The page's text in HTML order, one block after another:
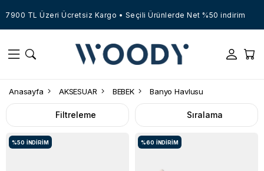
7900 TL Üzeri Ücretsiz Kargo • Seçili Ürünlerde Net %50 indirim
Anasayfa AKSESUAR BEBEK Banyo Havlusu
Filtreleme Sıralama
%50 İNDIRIM %60 İNDIRIM